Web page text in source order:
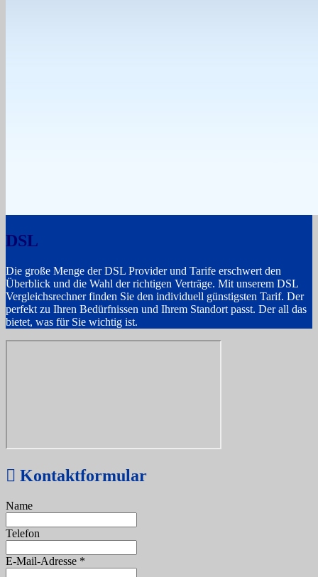
DSL
Die große Menge der DSL Provider und Tarife erschwert den
Überblick und die Wahl der richtigen Verträge. Mit unserem DSL
Vergleichsrechner finden Sie den individuell günstigsten Tarif. Der
perfekt zu Ihren Bedürfnissen und Ihrem Standort passt. Der all das
bietet, was für Sie wichtig ist.
Kontaktformular
Name
Telefon
E-Mail-Adresse *